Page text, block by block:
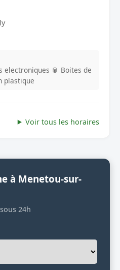
electroniques 🥫 Boites de
plastique
Voir tous les horaires
à Menetou-sur-
24h